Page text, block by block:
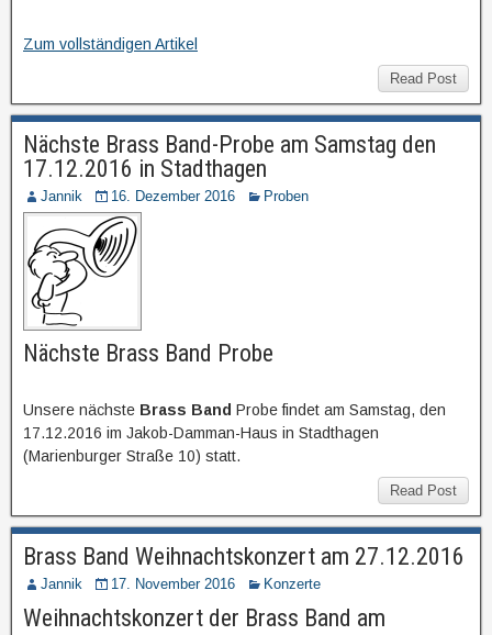
Zum vollständigen Artikel
Read Post
Nächste Brass Band-Probe am Samstag den
17.12.2016 in Stadthagen
Jannik 16. Dezember 2016 Proben
Nächste Brass Band Probe
Unsere nächste Brass Band Probe findet am Samstag, den
17.12.2016 im Jakob-Damman-Haus in Stadthagen
(Marienburger Straße 10) statt.
Read Post
Brass Band Weihnachtskonzert am 27.12.2016
Jannik 17. November 2016 Konzerte
Weihnachtskonzert der Brass Band am